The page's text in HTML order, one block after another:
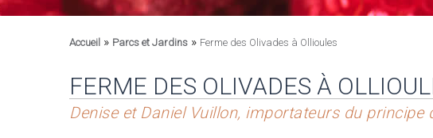
Accueil » Parcs et Jardins » Ferme des Olivades à Ollioules
FERME DES OLIVADES À
Denise et Daniel Vuillon, importateurs du principe